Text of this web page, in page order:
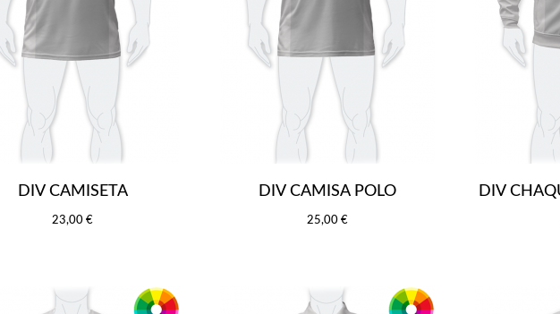
DIV CAMISETA
23,00 €
DIV CAMISA POLO
25,00 €
DIV